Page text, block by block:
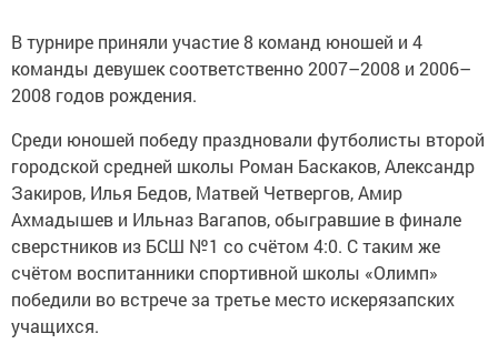
В турнире приняли участие 8 команд юношей и 4
команды девушек соответственно 2007–2008 и 2006–
2008 годов рождения.
Среди юношей победу праздновали футболисты второй
городской средней школы Роман Баскаков, Александр
Закиров, Илья Бедов, Матвей Четвергов, Амир
Ахмадышев и Ильназ Вагапов, обыгравшие в финале
сверстников из БСШ №1 со счётом 4:0. С таким же
счётом воспитанники спортивной школы «Олимп»
победили во встрече за третье место искерязапских
учащихся.